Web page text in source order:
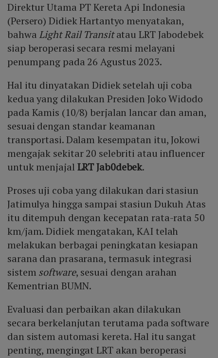
Direktur Utama PT Kereta Api Indonesia
(Persero) Didiek Hartantyo menyatakan,
bahwa Light Rail Transitatau LRT Jabodebek
siap beroperasi secara resmi melayani
penumpang pada 26 Agustus 2023.
Hal itu dinyatakan Didiek setelah uji coba
kedua yang dilakukan Presiden Joko Widodo
pada Kamis (10/8) berjalan lancar dan aman,
sesuai dengan standar keamanan
transportasi. Dalam kesempatan itu, Jokowi
mengajak sekitar 20 selebriti atau influencer
untuk menjajal LRT Jab0debek.
Proses uji coba yang dilakukan dari stasiun
Jatimulya hingga sampai stasiun Dukuh Atas
itu ditempuh dengan kecepatan rata-rata 50
km/jam. Didiek mengatakan, KAI telah
melakukan berbagai peningkatan kesiapan
sarana dan prasarana, termasuk integrasi
sistem software, sesuai dengan arahan
Kementrian BUMN.
Evaluasi dan perbaikan akan dilakukan
secara berkelanjutan terutama pada software
dan sistem automasi kereta. Hal itu sangat
penting, mengingat LRT akan beroperasi